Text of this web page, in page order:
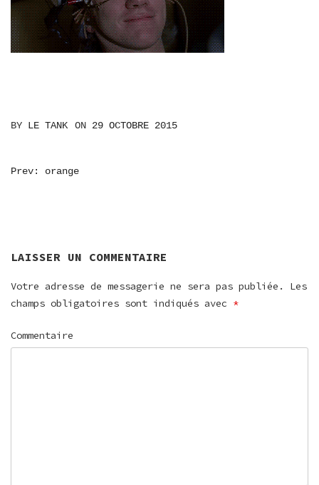
BY LE TANK ON 29 OCTOBRE 2015
NAVIGATION
Prev: orange
LAISSER UN COMMENTAIRE
Votre adresse de messagerie ne sera pas publiée.
Les
champs obligatoires sont indiqués avec *
Commentaire